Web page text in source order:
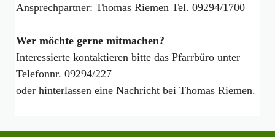
Ansprechpartner: Thomas Riemen Tel. 09294/1700
Wer möchte gerne mitmachen?
Interessierte kontaktieren bitte das Pfarrbüro unter
Telefonnr. 09294/227
oder hinterlassen eine Nachricht bei Thomas Riemen.